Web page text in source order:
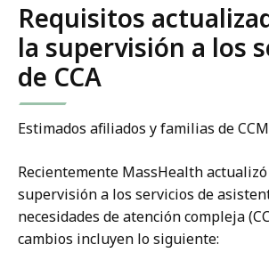
Requisitos
la supervisión a los
de CCA
Estimados afiliados y familias de
Recientemente MassHealth
supervisión a los servicios de
necesidades de atención compleja
cambios incluyen lo siguiente: